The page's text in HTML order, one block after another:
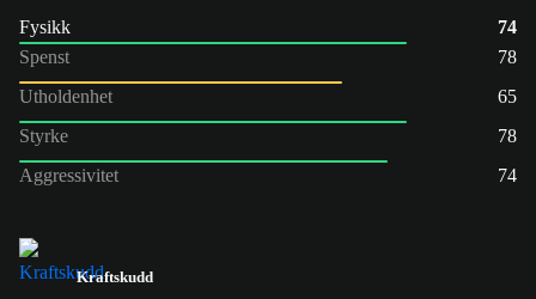
Fysikk
74
Spenst
78
Utholdenhet
65
Styrke
78
Aggressivitet
74
Kraftskudd